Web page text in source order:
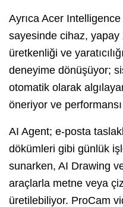
Ayrıca Acer
sayesinde cihaz,
üretkenliği ve
deneyime dönüşüyor;
otomatik olarak
öneriyor ve
AI Agent; e-posta
dökümleri gibi günlük
sunarken, AI Drawing
araçlarla metne veya
üretilebiliyor. ProCam